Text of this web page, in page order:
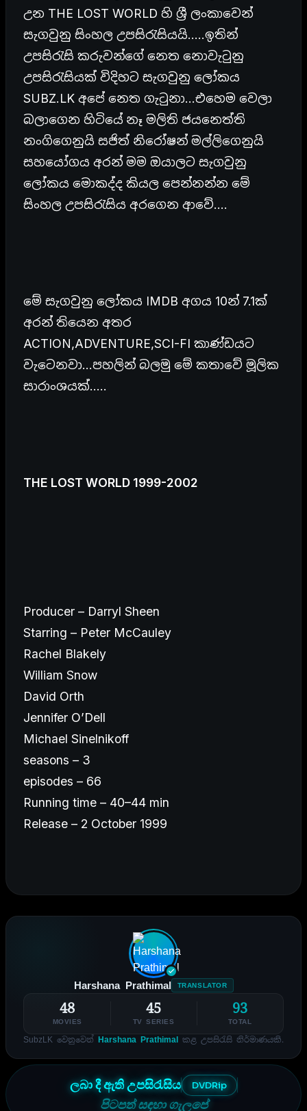
උන THE LOST WORLD හි ශ්‍රී ලංකාවෙන්
සැගවුනු සිංහල උපසිරැසියයි…..ඉතින්
උපසිරැසි කරුවන්ගේ නෙත නොවැටුනු
උපසිරැසියක් විදිහට සැගවුනු ලෝකය
SUBZ.LK අපේ නෙත ගැටුනා…එහෙම වෙලා
බලාගෙන හිටියේ නෑ මලිති ජයනෙත්ති
නංගිගෙනුයි සජිත් නිරෝෂන් මල්ලිගෙනුයි
සහයෝගය අරන් මම ඔයාලට සැගවුනු
ලෝකය මොකද්ද කියල පෙන්නන්න මේ
සිංහල උපසිරැසිය අරගෙන ආවේ….
මේ සැගවුනු ලෝකය IMDB අගය 10න් 7.1ක්
අරන් තියෙන අතර
ACTION,ADVENTURE,SCI-FI කාණ්ඩයට
වැටෙනවා…පහලින් බලමු මේ කතාවේ මූලික
සාරාංශයක්…..
THE LOST WORLD 1999-2002
Producer – Darryl Sheen
Starring – Peter McCauley
Rachel Blakely
William Snow
David Orth
Jennifer O’Dell
Michael Sinelnikoff
seasons – 3
episodes – 66
Running time – 40–44 min
Release – 2 October 1999
Harshana Prathimal TRANSLATOR
48
MOVIES
45
TV SERIES
93
TOTAL
SubzLK වෙනුවෙන් Harshana Prathimal කළ උපසිරැසි නිර්මාණයකි.
ලබා දී ඇති උපසිරැසිය DVDRip
පිටපත් සඳහා ගැලපේ